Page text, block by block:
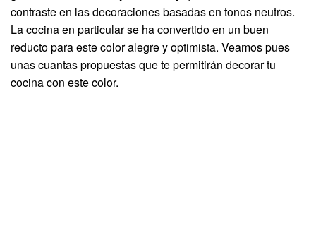
contraste en las decoraciones basadas en tonos neutros.
La cocina en particular se ha convertido en un buen
reducto para este color alegre y optimista. Veamos pues
unas cuantas propuestas que te permitirán decorar tu
cocina con este color.